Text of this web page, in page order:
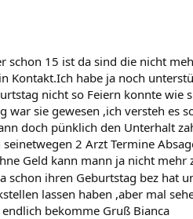
schon 15 ist da sind die nicht
Kontakt.Ich habe ja noch
nicht so Feiern konnte wie
sie gewesen ,ich versteh es
doch pünklich den Unterhalt
2 Arzt Termine
Geld kann mann ja nicht mehr
schon ihren Geburtstag bez hat
lassen haben ,aber mal
bekomme Gruß Bianca